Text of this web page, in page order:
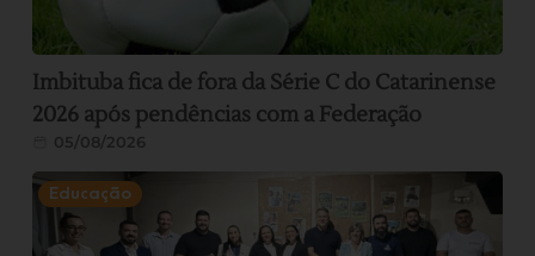
Imbituba fica de fora da Série C do Catarinense
2026 após pendências com a Federação
05/08/2026
Educação